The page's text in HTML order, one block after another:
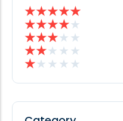
★★★★★
★★★★★
★★★★ ★
★★★ ★ ★
★★ ★ ★ ★